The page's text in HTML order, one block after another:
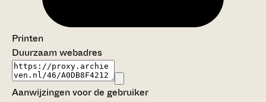
Printen
Duurzaam webadres
Aanwijzingen voor de gebruiker